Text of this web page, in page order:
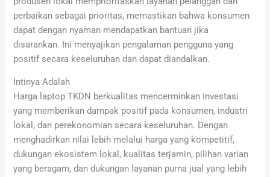
perbaikan sebagai prioritas, memastikan bahwa konsumen
dapat dengan nyaman mendapatkan bantuan jika
disarankan. Ini menyajikan pengalaman pengguna yang
positif secara keseluruhan dan dapat diandalkan.
Intinya Adalah
Harga laptop TKDN berkualitas mencerminkan investasi
yang memberikan dampak positif pada konsumen, industri
lokal, dan perekonomian secara keseluruhan. Dengan
menghadirkan nilai lebih melalui harga yang kompetitif,
dukungan ekosistem lokal, kualitas terjamin, pilihan varian
yang beragam, dan dukungan layanan purna jual yang lebih